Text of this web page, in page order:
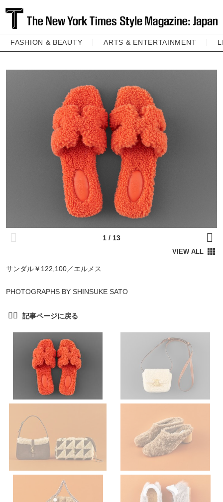
FASHION & BEAUTY ARTS & ENTERTAINMENT
サンダル￥122,100／エルメス
PHOTOGRAPHS BY SHINSUKE SATO